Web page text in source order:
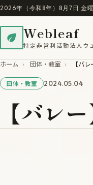
2026年（令和8年）8月7日 金
Webleaf
特定非営利活動法人ウ
ホーム › 団体・教室 › 【バ
団体・教室 2024.05.04
【バレ